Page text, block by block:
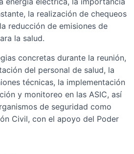
la realización de chequeos
reducción de emisiones de
la salud.
concretas durante la reunión,
del personal de salud, la
técnicas, la implementación
y monitoreo en las ASIC, así
de seguridad como
Civil, con el apoyo del Poder